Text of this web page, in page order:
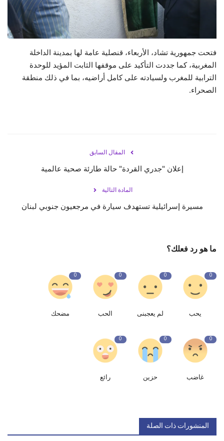
فتحت جمهورية تشاد، الأربعاء، قنصلية عامة لها بمدينة الداخلة
المغربية، كما جددت التأكيد على موقفها الثابت المؤيد للوحدة
الترابية للمغرب ولسيادته على كامل أراضيه، بما في ذلك منطقة
الصحراء.
المقال السابق
إعلان "جدري القردة" حالة طارئة صحية عالمية
المادة التالية
مسيرة إسرائيلية تستهدف سيارة في مرجعيون جنوبي لبنان
ما هو رد فعلك؟
0
يحب
0
لم يعجبنى
0
الحب
0
مضحك
0
غاضب
0
حزين
0
رائع
المنشورات ذات الصلة